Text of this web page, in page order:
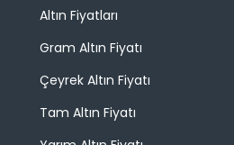
Altın Fiyatları
Gram Altın Fiyatı
Çeyrek Altın Fiyatı
Tam Altın Fiyatı